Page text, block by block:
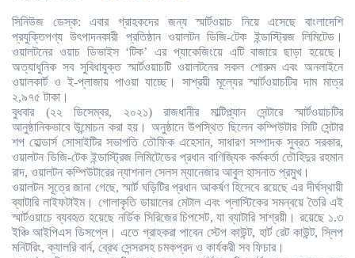
সিনিউজ ডেস্ক: এবার গ্রাহকদের জন্য স্মার্টওয়াচ নিয়ে এসেছে বাংলাদেশি
প্রযুক্তিপণ্য উৎপাদনকারী প্রতিষ্ঠান ওয়ালটন ডিজি-টেক ইন্ডাস্ট্রিজ লিমিটেড।
ওয়ালটনের ওয়াচ ডিভাইস ‘টিক’এর প্যাকেজিংয়ে এটি বাজারে ছাড়া হয়েছে।
অত্যাধুনিক সব সুবিধাযুক্ত স্মার্টওয়াচটি ওয়ালটনের সকল শোরুম এবং অনলাইনে
ওয়ালকার্ট ও ই-প্লাজায় পাওয়া যাচ্ছে। সাশ্রয়ী মূল্যের স্মার্টওয়াচটির দাম মাত্র
২,৯৭৫ টাকা।
বুধবার (২২ ডিসেম্বর, ২০২১) রাজধানীর মাল্টিপ্ল্যান সেন্টারে স্মার্টওয়াচটির
আনুষ্ঠানিকভাবে উন্মোচন করা হয়। অনুষ্ঠানে উপস্থিত ছিলেন কম্পিউটার সিটি সেন্টার
শপ হোল্ডার্স সোসাইটির সভাপতি তৌফিক এহেসান, সাধারণ সম্পাদক সুব্রত সরকার,
ওয়ালটন ডিজি-টেক ইন্ডাস্ট্রিজ লিমিটেডের প্রধান বাণিজ্যিক কর্মকর্তা তৌহিদুর রহমান
রাদ, ওয়ালটন কম্পিউটারের ন্যাশনাল সেলস ম্যানেজার আবুল হাসনাত প্রমুখ।
ওয়ালটন সূত্রে জানা গেছে,স্মার্ট ঘড়িটির প্রধান আকর্ষণ হিসেবে রয়েছে এর দীর্ঘস্থায়ী
ব্যাটারি লাইফটাইম। গোলাকৃতি ডায়ালের মেটাল এবং প্লাস্টিকের সমন্বয়ে তৈরি এই
স্মার্টওয়াচে ব্যবহৃত হয়েছে নর্ডিক সিরিজের চিপসেট,যা ব্যাটারি সাশ্রয়ী। রয়েছে ১.৩
ইঞ্চি আইপিএস ডিসপ্লে। এতে গ্রাহকরা পাবেন স্টেপ কাউন্ট, হার্ট রেট কাউন্ট, স্লিপ
মনিটরিং,ক্যালরি বার্ন, ব্রেথ সেন্সরসহ চমকপ্রদ ও কার্যকরী সব ফিচার।